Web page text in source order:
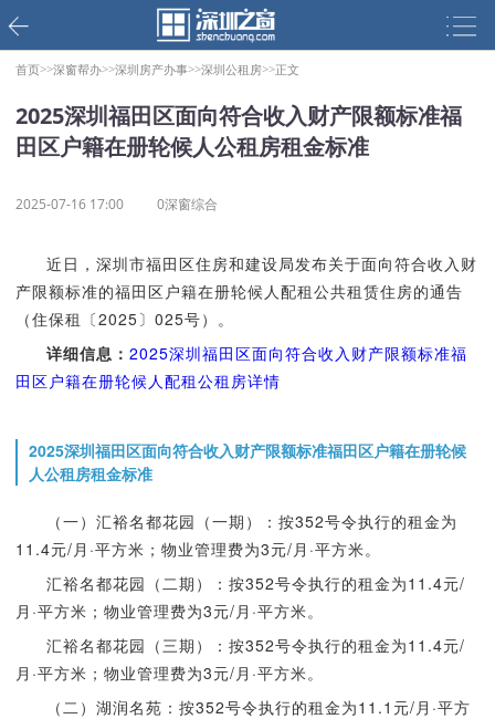
首页>>深窗帮办>>深圳房产办事>>深圳公租房>>正文
2025深圳福田区面向符合收入财产限额标准福
田区户籍在册轮候人公租房租金标准
2025-07-16 17:00 0深窗综合
近日，深圳市福田区住房和建设局发布关于面向符合收入财
产限额标准的福田区户籍在册轮候人配租公共租赁住房的通告
（住保租〔2025〕025号）。
详细信息： 2025深圳福田区面向符合收入财产限额标准福
田区户籍在册轮候人配租公租房详情
2025深圳福田区面向符合收入财产限额标准福田区户籍在册轮候
人公租房租金标准
（一）汇裕名都花园（一期）：按352号令执行的租金为
11.4元/月·平方米；物业管理费为3元/月·平方米。
汇裕名都花园（二期）：按352号令执行的租金为11.4元/
月·平方米；物业管理费为3元/月·平方米。
汇裕名都花园（三期）：按352号令执行的租金为11.4元/
月·平方米；物业管理费为3元/月·平方米。
（二）湖润名苑：按352号令执行的租金为11.1元/月·平方